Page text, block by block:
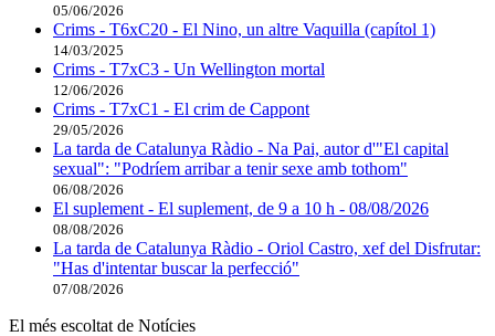
05/06/2026
Crims - T6xC20 - El Nino, un altre Vaquilla (capítol 1)
14/03/2025
Crims - T7xC3 - Un Wellington mortal
12/06/2026
Crims - T7xC1 - El crim de Cappont
29/05/2026
La tarda de Catalunya Ràdio - Na Pai, autor d'"El capital
sexual": "Podríem arribar a tenir sexe amb tothom"
06/08/2026
El suplement - El suplement, de 9 a 10 h - 08/08/2026
08/08/2026
La tarda de Catalunya Ràdio - Oriol Castro, xef del Disfrutar:
"Has d'intentar buscar la perfecció"
07/08/2026
El més escoltat de Notícies